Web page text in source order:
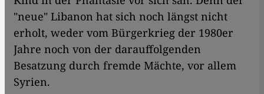
"neue" Libanon hat sich noch längst nicht
erholt, weder vom Bürgerkrieg der 1980er
Jahre noch von der darauffolgenden
Besatzung durch fremde Mächte, vor allem
Syrien.